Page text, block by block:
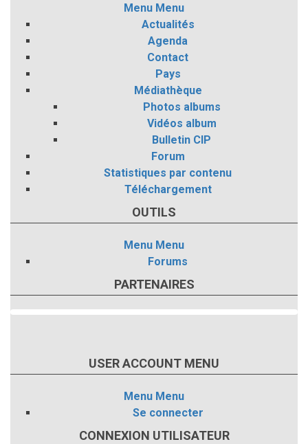
Menu Menu
Actualités
Agenda
Contact
Pays
Médiathèque
Photos albums
Vidéos album
Bulletin CIP
Forum
Statistiques par contenu
Téléchargement
OUTILS
Menu Menu
Forums
PARTENAIRES
USER ACCOUNT MENU
Menu Menu
Se connecter
CONNEXION UTILISATEUR